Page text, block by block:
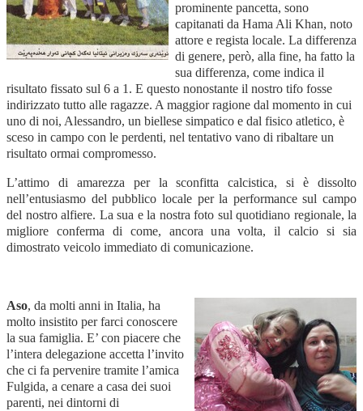
prominente pancetta, sono
capitanati da Hama Ali Khan, noto
attore e regista locale. La differenza
di genere, però, alla fine, ha fatto la
sua differenza, come indica il
risultato fissato sul 6 a 1. E questo nonostante il nostro tifo fosse
indirizzato tutto alle ragazze. A maggior ragione dal momento in cui
uno di noi, Alessandro, un biellese simpatico e dal fisico atletico, è
sceso in campo con le perdenti, nel tentativo vano di ribaltare un
risultato ormai compromesso.
L’attimo di amarezza per la sconfitta calcistica, si è dissolto
nell’entusiasmo del pubblico locale per la performance sul campo
del nostro alfiere. La sua e la nostra foto sul quotidiano regionale, la
migliore conferma di come, ancora una volta, il calcio si sia
dimostrato veicolo immediato di comunicazione.
Aso, da molti anni in Italia, ha
molto insistito per farci conoscere
la sua famiglia. E’ con piacere che
l’intera delegazione accetta l’invito
che ci fa pervenire tramite l’amica
Fulgida, a cenare a casa dei suoi
parenti, nei dintorni di